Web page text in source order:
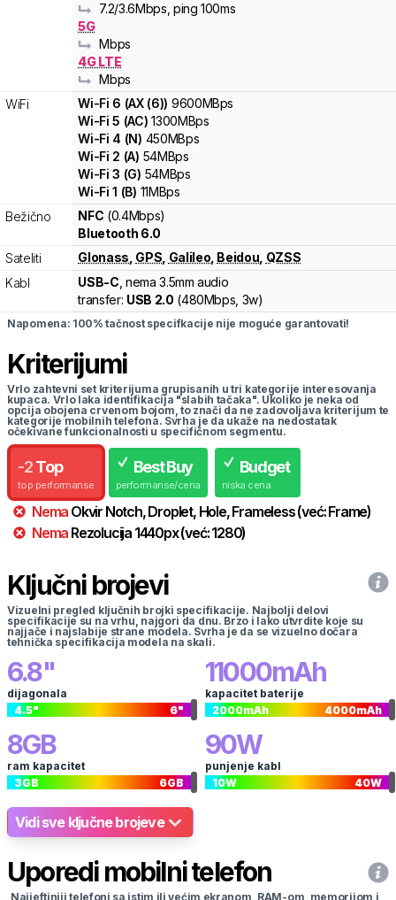
7.2/3.6Mbps , ping 100ms
5G
Mbps
4G LTE
Mbps
WiFi
Wi-Fi 6 (AX (6)) 9600MBps
Wi-Fi5 (AC) 1300MBps
Wi-Fi 4 (N) 450MBps
Wi-Fi 2 (A) 54MBps
Wi-Fi3 (G) 54MBps
Wi-Fi1 (B) 11MBps
Bežično
NFC (0.4Mbps)
Bluetooth 6.0
Sateliti
Glonass GPS Galileo Beidou QZSS
Kabl
USB-C , nema 3.5mm audio
transfer: USB 2.0 (480Mbps, 3w)
Napomena: 100% tačnost specifkacije nije moguće garantovati!
Kriterijumi
Vrlo zahtevni set kriterijuma grupisanih u tri kategorije interesovanja
kupaca. Vrlo laka identifikacija "slabih tačaka". Ukoliko je neka od
opcija obojena crvenom bojom, to znači da ne zadovoljava kriterijum te
kategorije mobilnih telefona. Svrha je da ukaže na nedostatak
očekivane funkcionalnosti u specifičnom segmentu.
-2 Top
top performanse
Best Buy
performanse/cena
Budget
niska cena
Nema Okvir Notch, Droplet, Hole, Frameless(već:Frame)
Nema Rezolucija 1440px(već:1280)
Ključni brojevi
Vizuelni pregled ključnih brojki specifikacije. Najbolji delovi
specifikacije su na vrhu, najgori da dnu. Brzo i lako utvrdite koje su
najjače i najslabije strane modela. Svrha je da se vizuelno dočara
tehnička specifikacija modela na skali.
6.8"
dijagonala
4.5" 6"
11000mAh
kapacitet baterije
2000mAh 4000mAh
8GB
ram kapacitet
3GB 6GB
90W
punjenje kabl
10W 40W
Vidi sve ključne brojeve
Uporedi mobilni telefon
Najjeftiniji telefoni sa istim ili većim ekranom, RAM-om, memorijom i